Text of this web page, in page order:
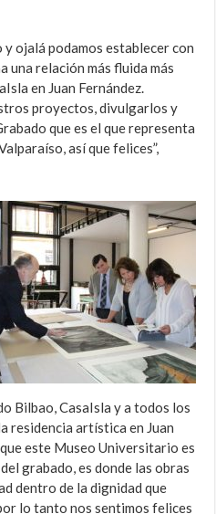
y ojalá podamos establecer con
una relación más fluida más
en Juan Fernández.
proyectos, divulgarlos y
que es el que representa
así que felices”,
Bilbao, CasaIsla y a todos los
residencia artística en Juan
este Museo Universitario es
grabado, es donde las obras
dentro de la dignidad que
lo tanto nos sentimos felices